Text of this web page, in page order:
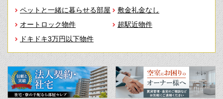
ペットと一緒に暮らせる部屋
敷金礼金なし
オートロック物件
超駅近物件
ドキドキ3万円以下物件